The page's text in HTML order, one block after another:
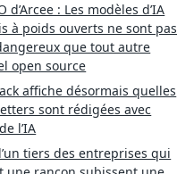
d’Arcee : Les modèles d’IA
à poids ouverts ne sont pas
que tout autre
open source
affiche désormais quelles
sont rédigées avec
l’IA
tiers des entreprises qui